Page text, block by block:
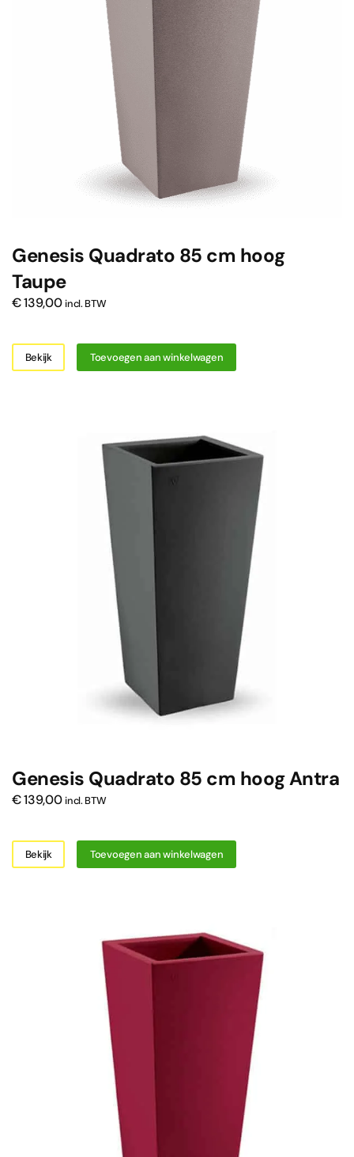
Genesis Quadrato 85 cm hoog
Taupe
€139,00 incl. BTW
Bekijk Toevoegen aan winkelwagen
Genesis Quadrato 85 cm hoog Antra
€139,00 incl. BTW
Bekijk Toevoegen aan winkelwagen